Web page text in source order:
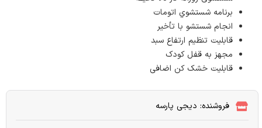
برنامه شستشوي اتومات
انجام شستشو با تأخیر
قابلیت تنظیم ارتفاع سبد
مجهز به قفل کودک
قابلیت خشک کن اضافی
فروشنده: دیجی پارسه